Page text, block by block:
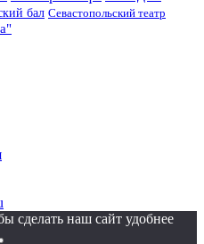
бал Севастопольский театр
сделать наш сайт удобнее